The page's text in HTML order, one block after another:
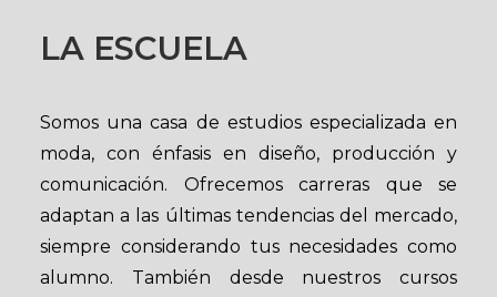
LA ESCUELA
Somos una casa de estudios especializada en
moda, con énfasis en diseño, producción y
comunicación. Ofrecemos carreras que se
adaptan a las últimas tendencias del mercado,
siempre considerando tus necesidades como
alumno. También desde nuestros cursos